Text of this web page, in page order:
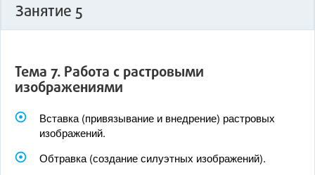
Занятие 5
Тема 7. Работа с растровыми
изображениями
Вставка (привязывание и внедрение) растровых
изображений.
Обтравка (создание силуэтных изображений).